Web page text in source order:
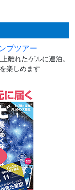
プツアー
離れたゲルに連泊。
楽しめます